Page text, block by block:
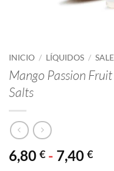
INICIO / LÍQUIDOS /
Mango Passion
Salts
6,80 € - 7,40 €